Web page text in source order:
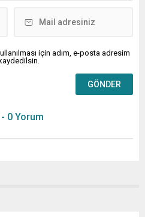
için adım, e-posta adresim
0 Yorum